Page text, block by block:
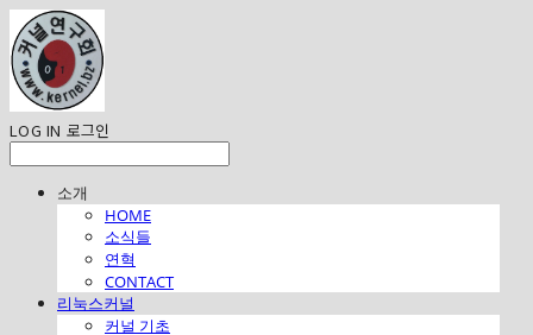
LOG IN 로그인
소개
HOME
소식들
연혁
CONTACT
리눅스커널
커널 기초